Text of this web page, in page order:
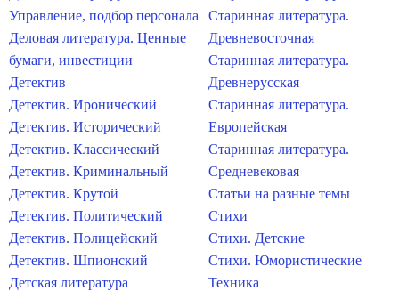
Управление, подбор персонала
Деловая литература. Ценные
бумаги, инвестиции
Детектив
Детектив. Иронический
Детектив. Исторический
Детектив. Классический
Детектив. Криминальный
Детектив. Крутой
Детектив. Политический
Детектив. Полицейский
Детектив. Шпионский
Детская литература
Старинная литература.
Древневосточная
Старинная литература.
Древнерусская
Старинная литература.
Европейская
Старинная литература.
Средневековая
Статьи на разные темы
Стихи
Стихи. Детские
Стихи. Юмористические
Техника